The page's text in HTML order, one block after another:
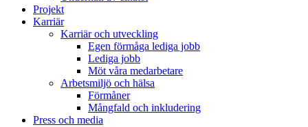
Projekt
Karriär
Karriär och utveckling
Egen förmåga lediga jobb
Lediga jobb
Möt våra medarbetare
Arbetsmiljö och hälsa
Förmåner
Mångfald och inkludering
Press och media